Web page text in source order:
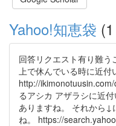
Yahoo!知恵袋
回答リクエスト有り難
上で休んでいる時に近付
http://
るアシカ アザラシに近
ありますね。 それから↓
ね。 https://